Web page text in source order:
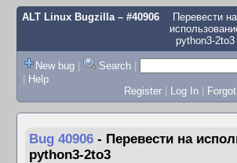
ALT Linux Bugzilla– #40906
Перевести на
python3-2to3
New bug | Search |
| Help
Register | Log In |
Bug 40906 - Перевести на
python3-2to3